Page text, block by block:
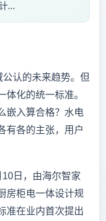
...
公认的未来趋势。但
体化的统一标准。
嵌入算合格？水电
有各的主张，用户
日，由海尔智家
房柜电一体设计规
准在业内首次提出